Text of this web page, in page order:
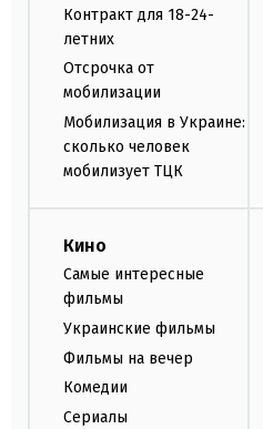
Контракт для 18-24-
летних
Отсрочка от
мобилизации
Мобилизация в Украине:
сколько человек
мобилизует ТЦК
Кино
Самые интересные
фильмы
Украинские фильмы
Фильмы на вечер
Комедии
Сериалы